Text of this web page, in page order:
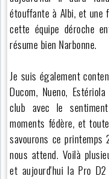
étouffante à Albi, et une
cette équipe déroche
résume bien Narbonne.
Je suis également
Ducom, Nueno,
club avec le
moments fédère, et
savourons ce
nous attend. Voilà
et aujourd'hui la Pro